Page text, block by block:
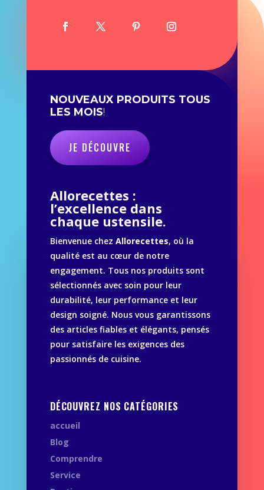
NOUVEAUX PRODUITS TOUS
LES MOIS!
JE DÉCOUVRE
Allorecettes :
l’excellence dans
chaque ustensile.
Bienvenue chez Allorecettes, où la
qualité est au cœur de notre
engagement. Tous nos produits sont
sélectionnés avec soin pour leur
durabilité, leur performance et leur
design soigné. Nous vous garantissons
des articles fiables et élégants, pensés
pour satisfaire les exigences des
passionnés de cuisine.
DÉCOUVREZ NOS CATÉGORIES
accueil
Blog
Comprendre
Service